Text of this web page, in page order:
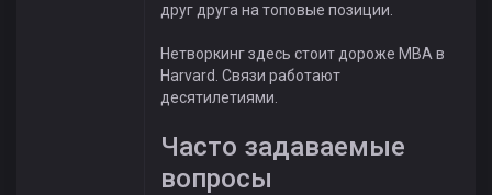
друг друга на топовые позиции.
Нетворкинг здесь стоит дороже MBA в
Harvard. Связи работают
десятилетиями.
Часто задаваемые
вопросы